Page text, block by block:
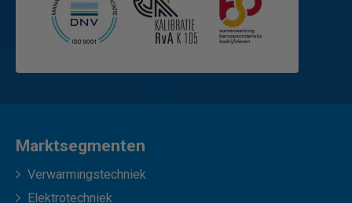
Marktsegmenten
Verwarmingstechniek
Elektrotechniek